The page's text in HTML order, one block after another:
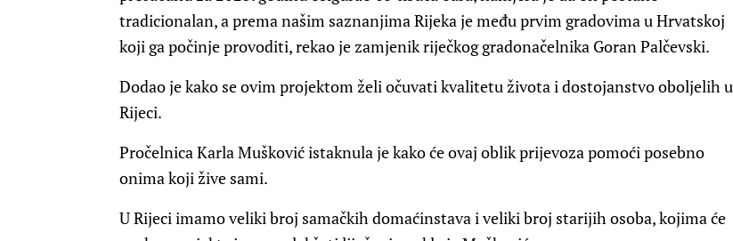
tradicionalan, a prema našim saznanjima Rijeka je među prvim gradovima u Hrvatskoj
koji ga počinje provoditi, rekao je zamjenik riječkog gradonačelnika Goran Palčevski.
Dodao je kako se ovim projektom želi očuvati kvalitetu života i dostojanstvo oboljelih u
Rijeci.
Pročelnica Karla Mušković istaknula je kako će ovaj oblik prijevoza pomoći posebno
onima koji žive sami.
U Rijeci imamo veliki broj samačkih domaćinstava i veliki broj starijih osoba, kojima će